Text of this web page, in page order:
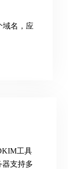
域名，应
工具
器支持多